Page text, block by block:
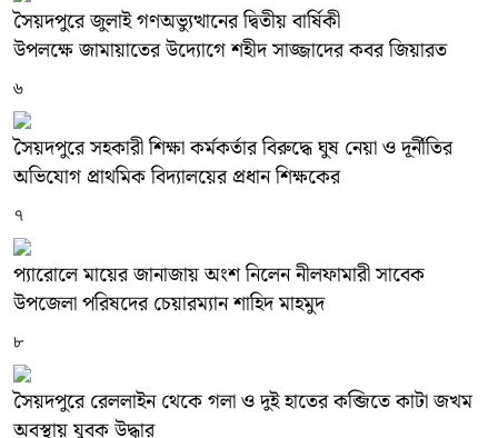
সৈয়দপুরে জুলাই গণঅভ্যুত্থানের দ্বিতীয় বার্ষিকী
উপলক্ষে জামায়াতের উদ্যোগে শহীদ সাজ্জাদের কবর জিয়ারত
৬
সৈয়দপুরে সহকারী শিক্ষা কর্মকর্তার বিরুদ্ধে ঘুষ নেয়া ও দূর্নীতির
অভিযোগ প্রাথমিক বিদ্যালয়ের প্রধান শিক্ষকের
৭
প্যারোলে মায়ের জানাজায় অংশ নিলেন নীলফামারী সাবেক
উপজেলা পরিষদের চেয়ারম্যান শাহিদ মাহমুদ
৮
সৈয়দপুরে রেললাইন থেকে গলা ও দুই হাতের কব্জিতে কাটা জখম
অবস্থায় যুবক উদ্ধার